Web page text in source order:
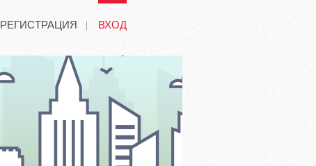
РЕГИСТРАЦИЯ ВХОД